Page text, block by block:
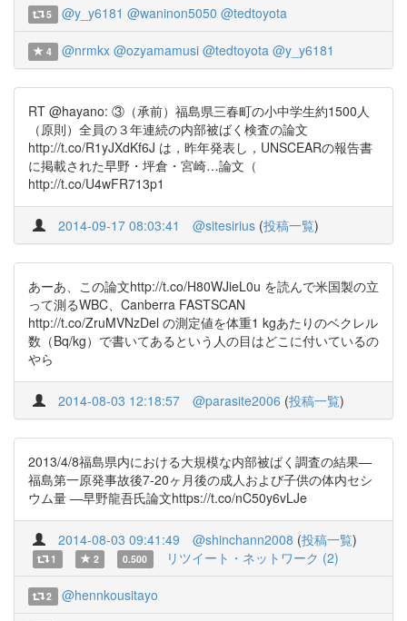
5 @y_y6181 @waninon5050 @tedtoyota
4 @nrmkx @ozyamamusi @tedtoyota @y_y6181
RT @hayano: ③（承前）福島県三春町の小中学生約1500人
（原則）全員の３年連続の内部被ばく検査の論文
http://t.co/R1yJXdKf6J は，昨年発表し，UNSCEARの報告書
に掲載された早野・坪倉・宮崎…論文（
http://t.co/U4wFR713p1
2014-09-17 08:03:41 @sitesirius (投稿一覧)
あーあ、この論文http://t.co/H80WJieL0u を読んで米国製の立
って測るWBC、Canberra FASTSCAN
http://t.co/ZruMVNzDel の測定値を体重1 kgあたりのベクレル
数（Bq/kg）で書いてあるという人の目はどこに付いているの
やら
2014-08-03 12:18:57 @parasite2006 (投稿一覧)
2013/4/8福島県内における大規模な内部被ばく調査の結果—
福島第一原発事故後7-20ヶ月後の成人および子供の体内セシ
ウム量 —早野龍吾氏論文https://t.co/nC50y6vLJe
2014-08-03 09:41:49 @shinchann2008 (投稿一覧)
1 2 0.500 リツイート・ネットワーク (2)
2 @hennkousitayo